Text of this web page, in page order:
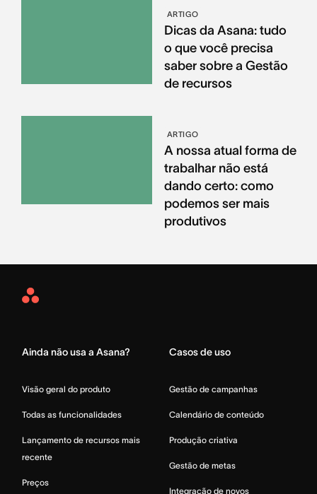
ARTIGO
Dicas da Asana: tudo
o que você precisa
saber sobre a Gestão
de recursos
ARTIGO
A nossa atual forma de
trabalhar não está
dando certo: como
podemos ser mais
produtivos
Asana
Ainda não usa a Asana?
Visão geral do produto
Todas as funcionalidades
Lançamento de recursos mais
recente
Preços
Casos de uso
Gestão de campanhas
Calendário de conteúdo
Produção criativa
Gestão de metas
Integração de novos